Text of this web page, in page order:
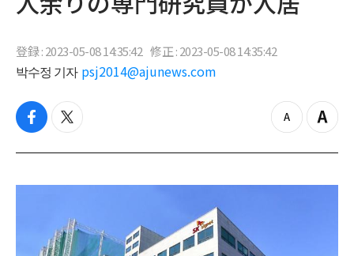
登録 : 2023-05-08 14:35:42 修正 : 2023-05-08 14:35:42
박수정 기자 psj2014@ajunews.com
f
c
b
t
i
t
z
o
o
Z
o
i